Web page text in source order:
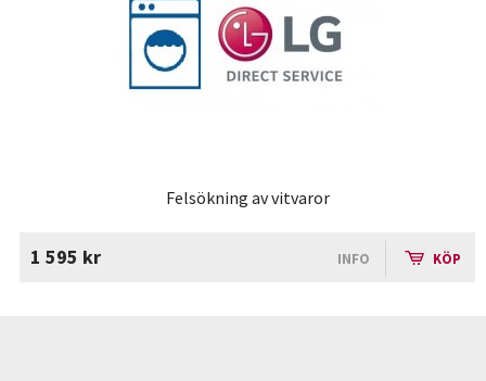
Felsökning av vitvaror
1 595 kr INFO KÖP